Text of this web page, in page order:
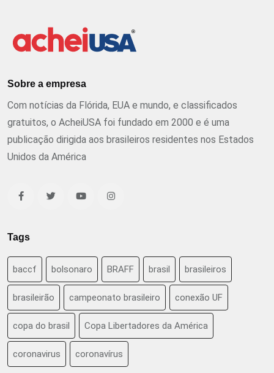
Sobre a empresa
Com notícias da Flórida, EUA e mundo, e classificados
gratuitos, o AcheiUSA foi fundado em 2000 e é uma
publicação dirigida aos brasileiros residentes nos Estados
Unidos da América
Tags
baccf bolsonaro BRAFF brasil brasileiros
brasileirão campeonato brasileiro conexão UF
copa do brasil Copa Libertadores da América
coronavirus coronavírus